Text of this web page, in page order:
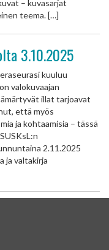
– kuvasarjat
teema. […]
3.10.2025
kuuluu
valokuvaajan
illat tarjoavat
että myös
ja kohtaamisia – tässä
2.11.2025
ja valtakirja